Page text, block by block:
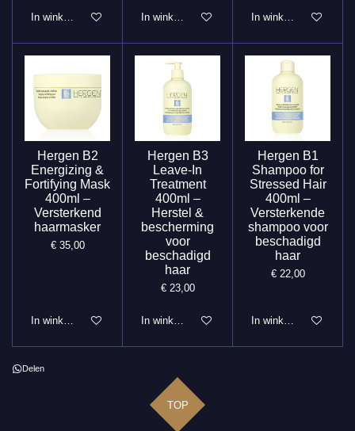
In winkelwagen In winkelwagen In winkelwagen
Hergen B2
Energizing &
Fortifying Mask
400ml –
Versterkend
haarmasker
€ 35,00
In winkelwagen
Hergen B3
Leave-In
Treatment
400ml –
Herstel &
bescherming
voor
beschadigd
haar
€ 23,00
In winkelwagen
Hergen B1
Shampoo for
Stressed Hair
400ml –
Versterkende
shampoo voor
beschadigd
haar
€ 22,00
In winkelwagen
Delen
TOP